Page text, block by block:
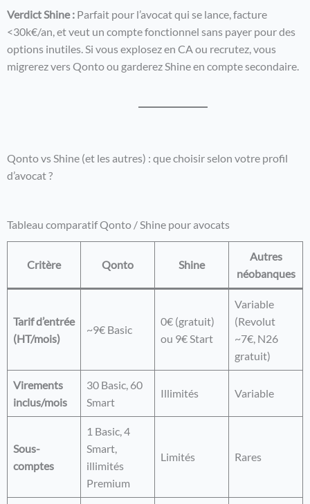
Verdict Shine : Parfait pour l’avocat qui se lance, facture
<30k€/an, et veut un compte fonctionnel sans payer pour des
options inutiles. Si vous explosez en CA ou recrutez, vous
migrerez vers Qonto ou garderez Shine en compte secondaire.
Qonto vs Shine (et les autres) : que choisir selon votre profil
d’avocat ?
Tableau comparatif Qonto / Shine pour avocats
Critère Qonto Shine
Autres
néobanques
Tarif d’entrée
(HT/mois)
~9€ Basic
0€ (gratuit)
ou 9€ Start
Variable
(Revolut
~7€, N26
gratuit)
Virements
inclus/mois
30 Basic, 60
Smart
Illimités Variable
Sous-
comptes
1 Basic, 4
Smart,
illimités
Premium
Limités Rares